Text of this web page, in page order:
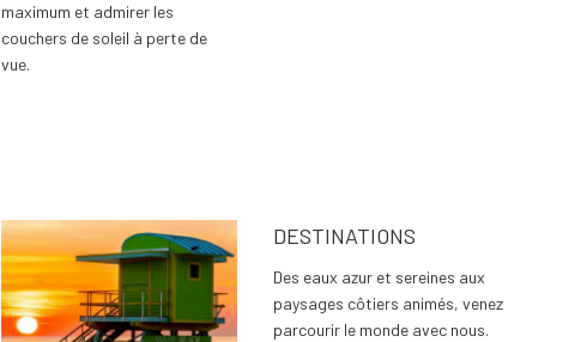
maximum et admirer les
couchers de soleil à perte de
vue.
DESTINATIONS
Des eaux azur et sereines aux
paysages côtiers animés, venez
parcourir le monde avec nous.